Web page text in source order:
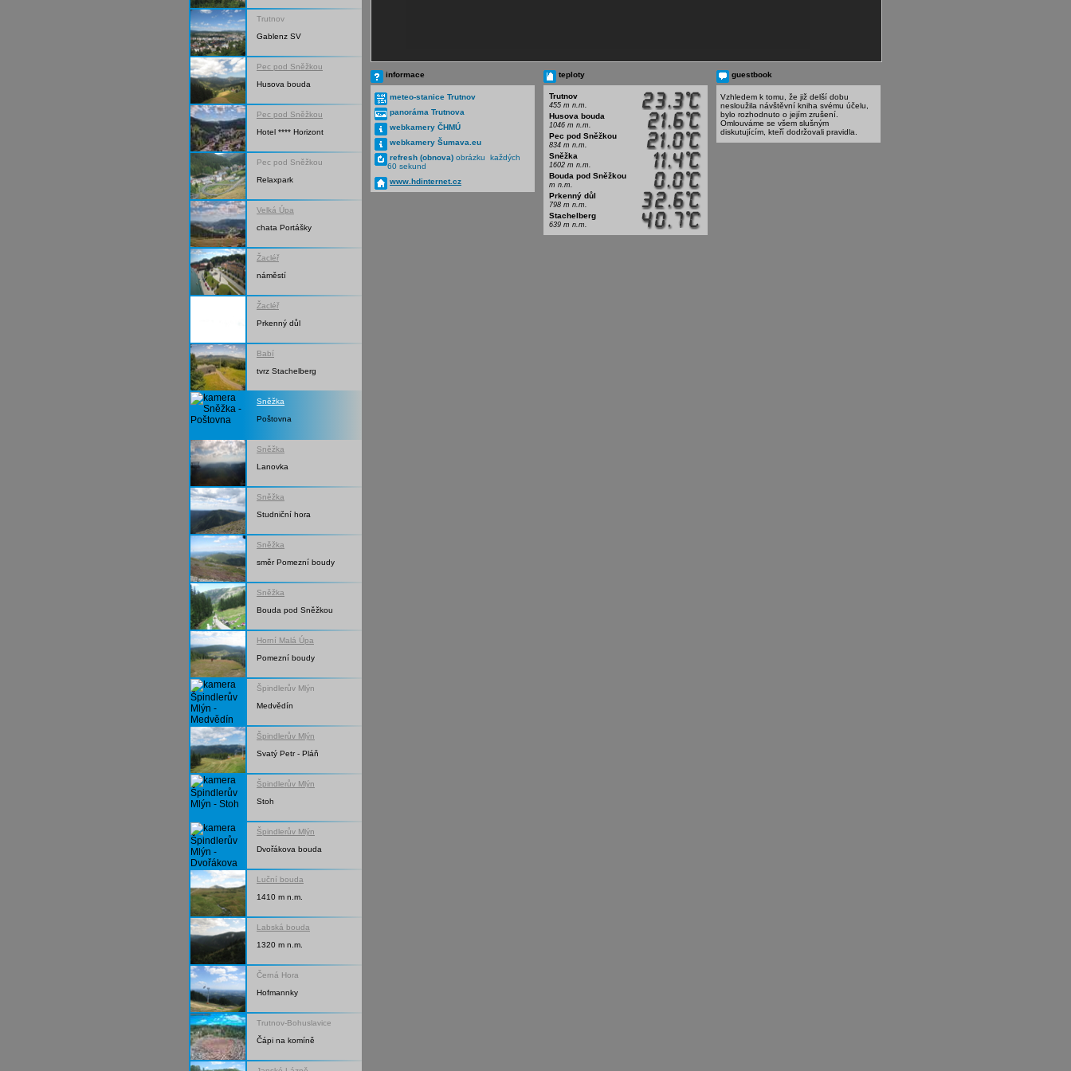
Trutnov
Gablenz SV
Pec pod Sněžkou
Husova bouda
Pec pod Sněžkou
Hotel **** Horizont
Pec pod Sněžkou
Relaxpark
Velká Úpa
chata Portášky
Žacléř
náměstí
Žacléř
Prkenný důl
Babí
tvrz Stachelberg
Sněžka
Poštovna
Sněžka
Lanovka
Sněžka
Studniční hora
Sněžka
směr Pomezní boudy
Sněžka
Bouda pod Sněžkou
Horní Malá Úpa
Pomezní boudy
Špindlerův Mlýn
Medvědín
Špindlerův Mlýn
Svatý Petr - Pláň
Špindlerův Mlýn
Stoh
Špindlerův Mlýn
Dvořákova bouda
Luční bouda
1410 m n.m.
Labská bouda
1320 m n.m.
Černá Hora
Hofmannky
Trutnov-Bohuslavice
Čápi na komíně
informace
meteo-stanice Trutnov
panoráma Trutnova
webkamery ČHMÚ
webkamery Šumava.eu
refresh (obnova) obrázku každých
60 sekund
www.hdinternet.cz
teploty
Trutnov
455 m n.m.
Husova bouda
1046 m n.m.
Pec pod Sněžkou
834 m n.m.
Sněžka
1602 m n.m.
Bouda pod Sněžkou
m n.m.
Prkenný důl
798 m n.m.
Stachelberg
639 m n.m.
guestbook
Vzhledem k tomu, že již delší dobu
nesloužila návštěvní kniha svému účelu,
bylo rozhodnuto o jejím zrušení.
Omlouváme se všem slušným
diskutujícím, kteří dodržovali pravidla.